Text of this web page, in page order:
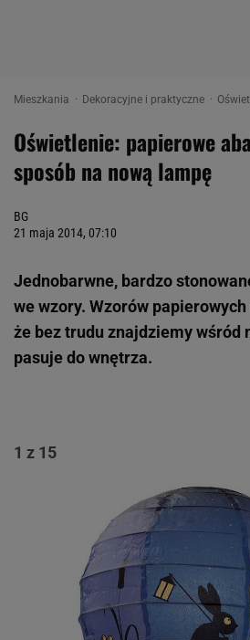
Mieszkania Dekoracyjne i praktyczne
Oświetlenie: papierowe
sposób na nową lampę
BG
21 maja 2014, 07:10
Jednobarwne, bardzo
we wzory. Wzorów
że bez trudu znajdziemy wśród
pasuje do wnętrza.
1 z 15